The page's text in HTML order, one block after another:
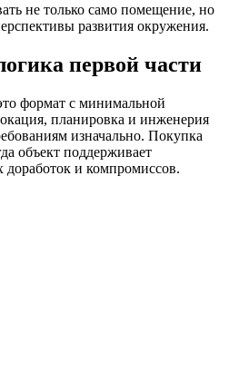
не только само помещение, но
развития окружения.
первой части
формат с минимальной
планировка и инженерия
изначально. Покупка
объект поддерживает
доработок и компромиссов.